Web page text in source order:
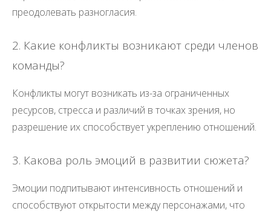
преодолевать разногласия.
2. Какие конфликты возникают среди членов
команды?
Конфликты могут возникать из-за ограниченных
ресурсов, стресса и различий в точках зрения, но
разрешение их способствует укреплению отношений.
3. Какова роль эмоций в развитии сюжета?
Эмоции подпитывают интенсивность отношений и
способствуют открытости между персонажами, что